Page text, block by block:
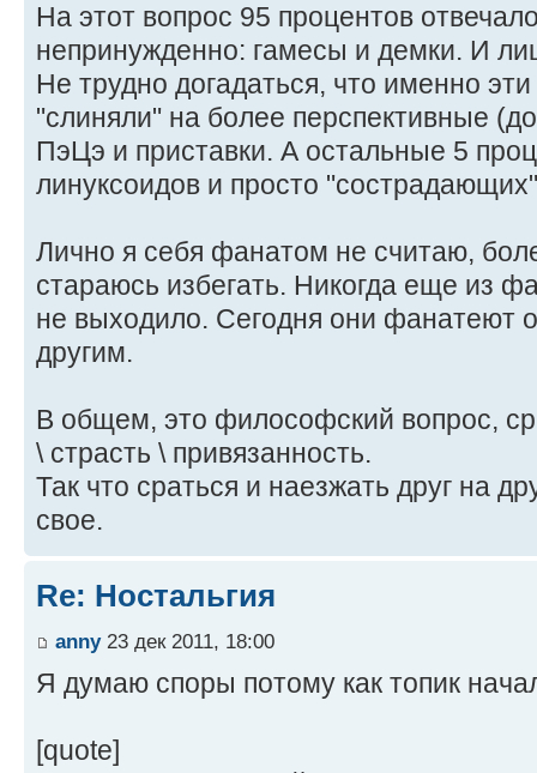
На этот вопрос 95 процентов
непринужденно: гамесы и демки. И
Не трудно догадаться, что именно
"слиняли" на более перспективные
ПэЦэ и приставки. А остальные 5
линуксоидов и просто
Лично я себя фанатом не считаю,
стараюсь избегать. Никогда еще из
не выходило. Сегодня они фанатеют
другим.
В общем, это философский вопрос,
\ страсть \ привязанность.
Так что сраться и наезжать друг на
свое.
Re: Ностальгия
anny23 дек 2011, 18:00
Я думаю споры потому как топик
[quote]